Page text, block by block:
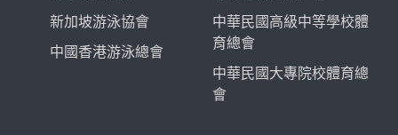
新加坡游泳協會
中國香港游泳總會
中華民國高級中等學校體
育總會
中華民國大專院校體育總
會